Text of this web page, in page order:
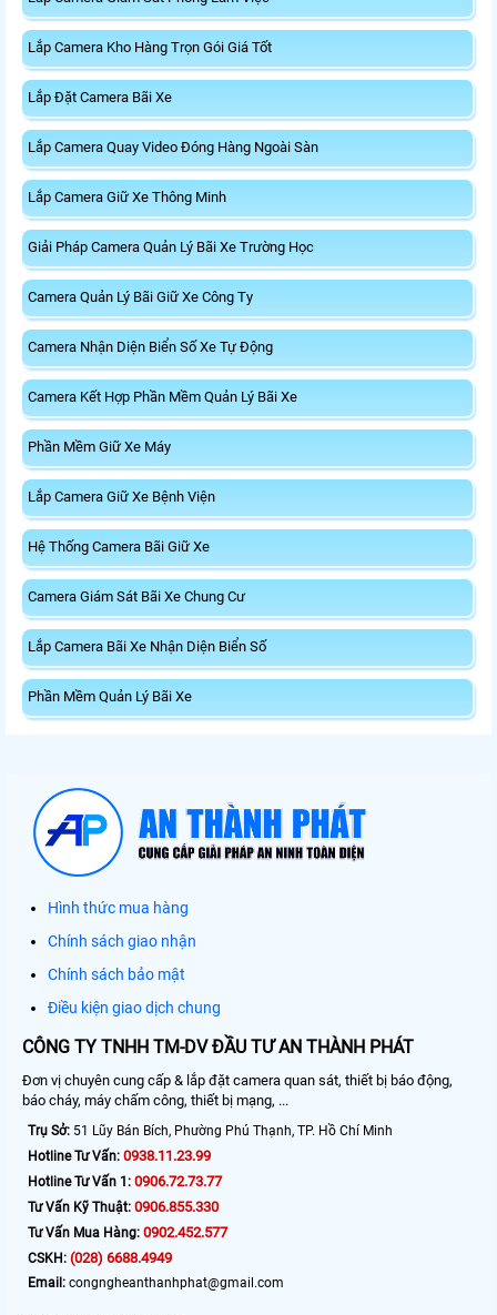
Lắp Camera Kho Hàng Trọn Gói Giá Tốt
Lắp Đặt Camera Bãi Xe
Lắp Camera Quay Video Đóng Hàng Ngoài Sàn
Lắp Camera Giữ Xe Thông Minh
Giải Pháp Camera Quản Lý Bãi Xe Trường Học
Camera Quản Lý Bãi Giữ Xe Công Ty
Camera Nhận Diện Biển Số Xe Tự Động
Camera Kết Hợp Phần Mềm Quản Lý Bãi Xe
Phần Mềm Giữ Xe Máy
Lắp Camera Giữ Xe Bệnh Viện
Hệ Thống Camera Bãi Giữ Xe
Camera Giám Sát Bãi Xe Chung Cư
Lắp Camera Bãi Xe Nhận Diện Biển Số
Phần Mềm Quản Lý Bãi Xe
Hình thức mua hàng
Chính sách giao nhận
Chính sách bảo mật
Điều kiện giao dịch chung
CÔNG TY TNHH TM-DV ĐẦU TƯ AN THÀNH PHÁT
Đơn vị chuyên cung cấp & lắp đặt camera quan sát, thiết bị báo động,
báo cháy, máy chấm công, thiết bị mạng, ...
Trụ Sở: 51 Lũy Bán Bích, Phường Phú Thạnh, TP. Hồ Chí Minh
Hotline Tư Vấn: 0938.11.23.99
Hotline Tư Vấn 1: 0906.72.73.77
Tư Vấn Kỹ Thuật: 0906.855.330
Tư Vấn Mua Hàng: 0902.452.577
CSKH: (028) 6688.4949
Email: congngheanthanhphat@gmail.com